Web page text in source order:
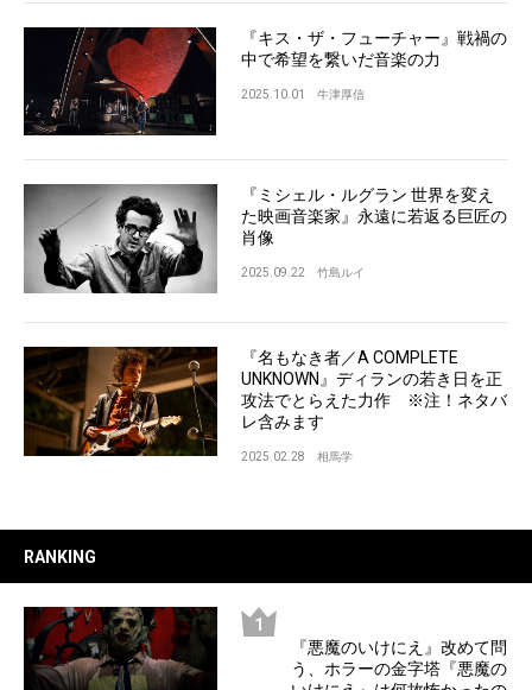
『キス・ザ・フューチャー』戦禍の
中で希望を繋いだ音楽の力
2025.10.01 牛津厚信
『ミシェル・ルグラン 世界を変え
た映画音楽家』永遠に若返る巨匠の
肖像
2025.09.22 竹島ルイ
『名もなき者／A COMPLETE
UNKNOWN』ディランの若き日を正
攻法でとらえた力作 ※注！ネタバ
レ含みます
2025.02.28 相馬学
RANKING
『悪魔のいけにえ』改めて問
う、ホラーの金字塔『悪魔の